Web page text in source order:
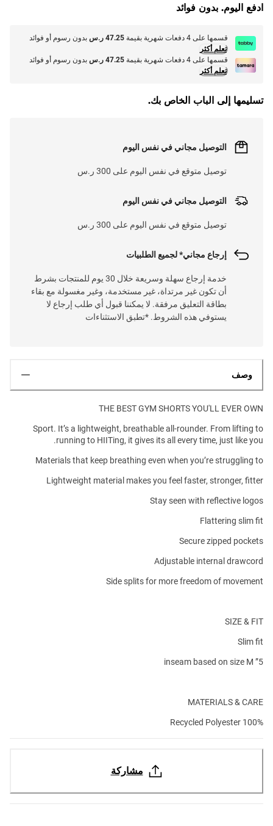
ادفع اليوم. بدون فوائد
قسمها على 4 دفعات شهرية بقيمة 47.25 ر.س
بدون رسوم أو فوائد
تعلم أكثر
قسمها على 4 دفعات شهرية بقيمة
47.25 ر.س
بدون رسوم أو فوائد
تعلم أكثر
تسليمها إلى الباب الخاص بك.
التوصيل مجاني في نفس اليوم
توصيل متوقع في نفس اليوم على 300 ر.س
التوصيل مجاني في نفس اليوم
توصيل متوقع في نفس اليوم على 300 ر.س
إرجاع مجاني* لجميع الطلبيات
خدمة إرجاع سهلة وسريعة خلال 30 يوم للمنتجات بشرط
أن تكون غير مرتداة، غير مستخدمة، وغير مغسولة مع بقاء
بطاقة التعليق مرفقة. لا يمكننا قبول أي طلب إرجاع لا
يستوفي هذه الشروط. *تطبق الاستثناءات
وصف
THE BEST GYM SHORTS YOU'LL EVER OWN
Sport. It’s a lightweight, breathable all-rounder. From lifting to
running to HIITing, it gives its all every time, just like you.
Materials that keep breathing even when you’re struggling to
Lightweight material makes you feel faster, stronger, fitter
Stay seen with reflective logos
Flattering slim fit
Secure zipped pockets
Adjustable internal drawcord
Side splits for more freedom of movement
SIZE & FIT
Slim fit
5” inseam based on size M
MATERIALS & CARE
100% Recycled Polyester
مشاركة